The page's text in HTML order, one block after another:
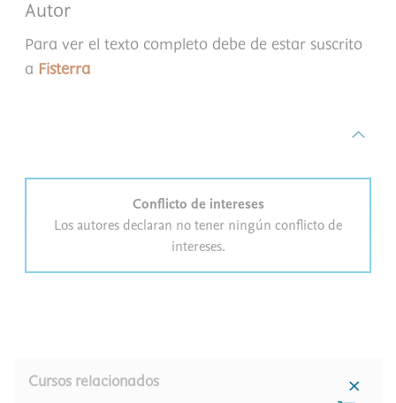
Autor
Para ver el texto completo debe de estar suscrito
a Fisterra
Conflicto de intereses
Los autores declaran no tener ningún conflicto de
intereses.
Cursos relacionados